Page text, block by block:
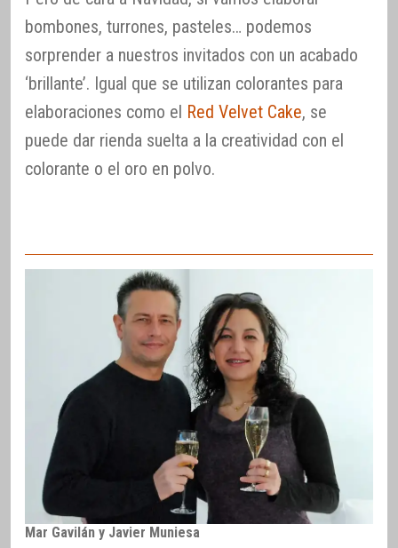
bombones, turrones, pasteles… podemos
sorprender a nuestros invitados con un acabado
‘brillante’. Igual que se utilizan colorantes para
elaboraciones como el Red Velvet Cake, se
puede dar rienda suelta a la creatividad con el
colorante o el oro en polvo.
Mar Gavilán y Javier Muniesa